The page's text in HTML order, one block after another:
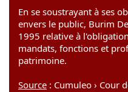
En se soustrayant à ses
envers le public, Burim
1995 relative à
mandats, fonctions et
patrimoine.
Source : Cumuleo › Cour